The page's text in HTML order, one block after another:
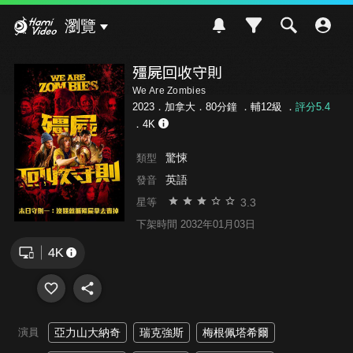
瀏覽
殭屍回收守則
We Are Zombies
2023．加拿大．80分鐘 ． 輔12級 ． 評分5.4
．4K
類型 驚悚
發音 英語
星等 3.3
下架時間 2032年01月03日
演員 亞力山大納奇 瑞克強斯 梅根佩塔希爾